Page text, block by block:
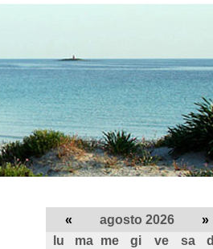
« agosto 2026 »
lu ma me gi ve sa